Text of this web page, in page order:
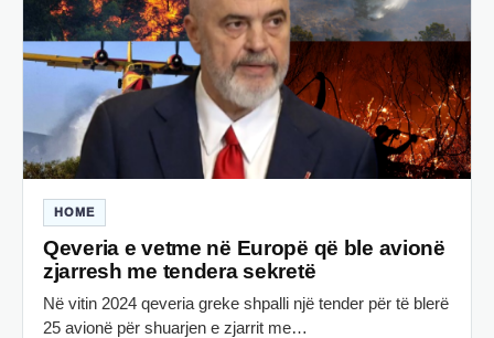
HOME
Qeveria e vetme në Europë që ble avionë
zjarresh me tendera sekretë
Në vitin 2024 qeveria greke shpalli një tender për të blerë
25 avionë për shuarjen e zjarrit me…